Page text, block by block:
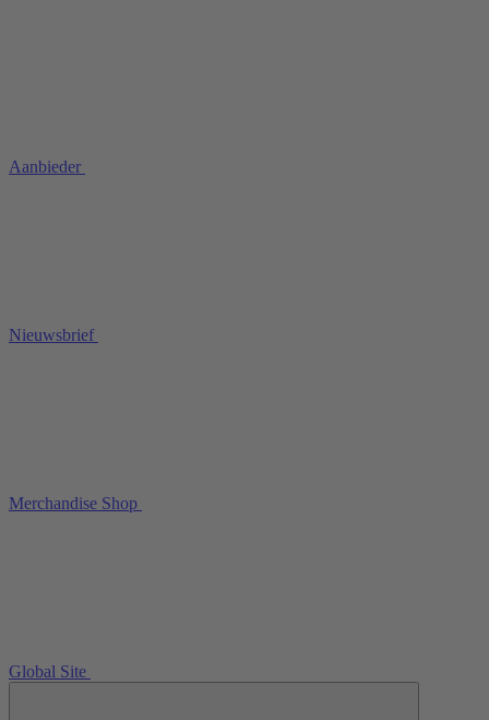
Aanbieder
Nieuwsbrief
Merchandise Shop
Global Site